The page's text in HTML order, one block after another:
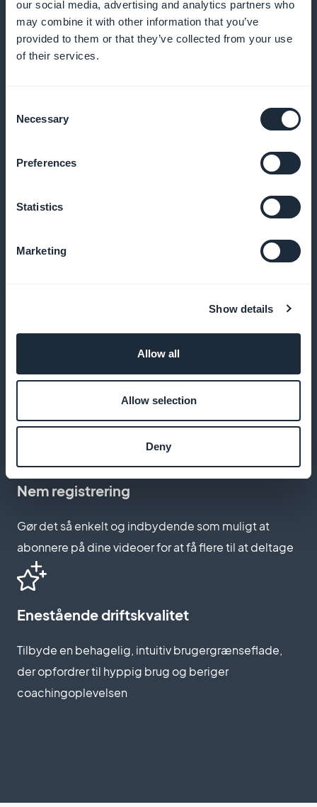
our social media, advertising and analytics partners who
may combine it with other information that you’ve
provided to them or that they’ve collected from your use
of their services.
Selection
Necessary
Preferences
Statistics
Marketing
Show details
Allow all
Allow selection
Deny
Giv værktøjer til at overvåge kostfremskridt og
justere kostvaner i realtid
Elegant, målrettet annoncering
Brug subtile, men effektive marketingstrategier til at
Skab en personlig brugeroplevelse, der afspejler din
unikke tilgang til ernæring
Nem registrering
Gør det så enkelt og indbydende som muligt at
abonnere på dine videoer for at få flere til at deltage
Enestående driftskvalitet
Tilbyde en behagelig, intuitiv brugergrænseflade,
der opfordrer til hyppig brug og beriger
coachingoplevelsen